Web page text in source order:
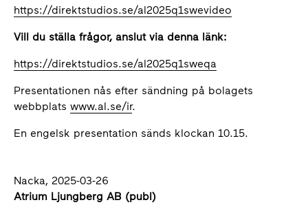
https://direktstudios.se/al2025q1swevideo
Vill du ställa frågor, anslut via denna länk:
https://direktstudios.se/al2025q1sweqa
Presentationen nås efter sändning på bolagets
webbplats www.al.se/ir.
En engelsk presentation sänds klockan 10.15.
Nacka, 2025-03-26
Atrium Ljungberg AB (publ)